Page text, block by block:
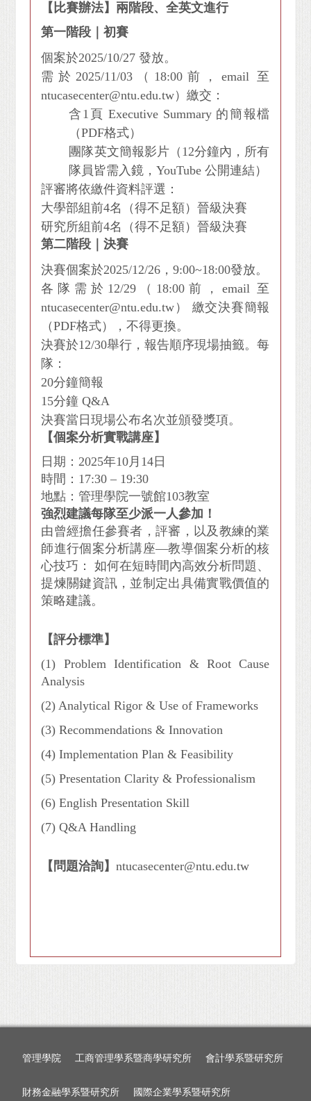
【比賽辦法】兩階段、全英文進行
第一階段｜初賽
個案於2025/10/27 發放。
需於2025/11/03（18:00前，email 至
ntucasecenter@ntu.edu.tw）繳交：
含1頁 Executive Summary 的簡報檔
（PDF格式）
團隊英文簡報影片（12分鐘內，所有
隊員皆需入鏡，YouTube 公開連結）
評審將依繳件資料評選：
大學部組前4名（得不足額）晉級決賽
研究所組前4名（得不足額）晉級決賽
第二階段｜決賽
決賽個案於2025/12/26，9:00~18:00發放。
各隊需於12/29（18:00前，email 至
ntucasecenter@ntu.edu.tw） 繳交決賽簡報
（PDF格式），不得更換。
決賽於12/30舉行，報告順序現場抽籤。每
隊：
20分鐘簡報
15分鐘 Q&A
決賽當日現場公布名次並頒發獎項。
【個案分析實戰講座】
日期：2025年10月14日
時間：17:30 – 19:30
地點：管理學院一號館103教室
強烈建議每隊至少派一人參加！
由曾經擔任參賽者，評審，以及教練的業
師進行個案分析講座—教導個案分析的核
心技巧： 如何在短時間內高效分析問題、
提煉關鍵資訊，並制定出具備實戰價值的
策略建議。
【評分標準】
(1) Problem Identification & Root Cause
Analysis
(2) Analytical Rigor & Use of Frameworks
(3) Recommendations & Innovation
(4) Implementation Plan & Feasibility
(5) Presentation Clarity & Professionalism
(6) English Presentation Skill
(7) Q&A Handling
【問題洽詢】ntucasecenter@ntu.edu.tw
管理學院 工商管理學系暨商學研究所 會計學系暨研究所
財務金融學系暨研究所 國際企業學系暨研究所